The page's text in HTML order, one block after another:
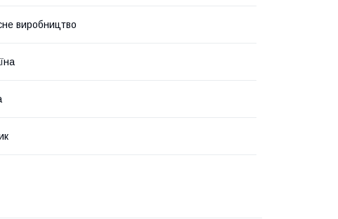
виробництво